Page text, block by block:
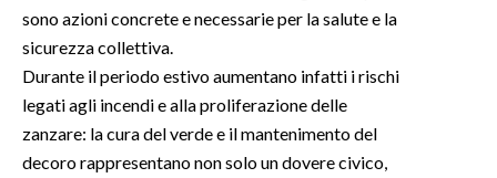
sono azioni concrete e necessarie per la salute e la
sicurezza collettiva.
Durante il periodo estivo aumentano infatti i rischi
legati agli incendi e alla proliferazione delle
zanzare: la cura del verde e il mantenimento del
decoro rappresentano non solo un dovere civico,